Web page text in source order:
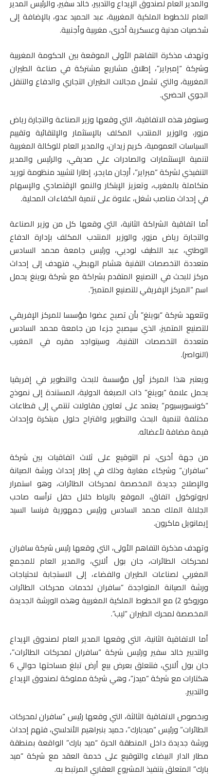
والمدير العام لصندوق الإيداع والتدبير، خالد سفير، والرئيس المدير
العام للخطوط الملكية المغربية، عبد الحميد عدو، بالإضافة إلى
شخصيات مدنية وعسكرية أخرى، مغربية وأجنبية.
وتهدف مذكرة التفاهم الأولى الموقعة بين الحكومة المغربية
وشركة “إمبراير”، إطلاق مشاريع مشتركة في صناعة الطيران
المغربية، والتي تشمل مجالات الطيران التجاري والدفاع والتنقل
الجوي الحضري.
وستوفر هذه الاتفاقية، التي وقعها وزير الصناعة والتجارة رياض
مزور، والوزير المنتدب المكلف بالإستثمار والإلتقائية وتقييم
السياسات العمومية، كريم زيدان، والمدير العام للوكالة المغربية
لتنمية الإستثمارات والصادرات علي صديقي، والرئيس والمدير
التنفيذي لشركة “مبراير”، أرجان مايجر، إطارا لتشييد منظومة توريد
متكاملة بالمغرب، وتعزيز الإبتكار والنمو الإقتصادي والإسهام
في إحداث مناصب شغل، علاوة على تنمية الكفاءات المحلية.
أما اتفاقية الشراكة الثانية، التي وقعها كل من وزير الصناعة
والتجارة رياض مزور، والوزير المنتدب المكلف بإدارة الدفاع
الوطني، عبد اللطيف لوديي، ورئيس جامعة محمد السادس
متعددة التخصصات التقنية هشام الهبطي، فتهدف إلى إحداث
مركز للبحث في التصنيع المتقدم بشراكة مع شركة بوينغ يحمل
اسم “المركز الإفريقي للتصنيع المتميز”.
وتتعهد شركة “بوينغ” بأن تصبح عضوا مؤسسا للمركز الإفريقي
للتصنيع المتميز، الذي سيصبح جزءا من جامعة محمد السادس
متعددة التخصصات التقنية، وسيتواجد مقره في المغرب
(النواصر).
ويعتبر هذا المركز أول مؤسسة للبحث والتطوير في إفريقيا
يحمل علامة “بوينغ” ذات الصبغة الدولية، المستندة إلى نموذج
“كونسورسيوم” يعتمد على تعاون مقاولات تنتمي إلى قطاعات
مختلفة لتنمية البحث والتطوير واقتراح حلول مبتكرة وإحداث
قيمة مضافة لأعضائه.
من جهة أخرى، تم التوقيع على ثلاث اتفاقيات بين شركة
“سافران” وشركاء مغاربة وذلك في إطار إحداث ورشة الصيانة
والإصلاح جديدة المخصصة لمحركات الطائرات، وهو استمرار
لبروتوكول اتفاق، الموقع بالرباط خلال حفل ترأسه صاحب
الجلالة الملك محمد السادس ورئيس جمهورية فرنسا السيد
إيمانويل ماكرون.
وتهدف مذكرة التفاهم الأولى، التي وقعها رئيس شركة سافران
لمحركات الطائرات، جان بول ألاري، والمدير العام للمجمع
المغربي لصناعات الطيران والفضاء، إلى الاستجابة لاحتياجات
ورشة الصيانة المتواجدة “سافران لخدمات محركات الطائرات
موروكو 2) مع الخطوط الملكية المغربية وهذه الورشة الجديدة
المخصصة لمحرك الطيران “ليب”.
أما الاتفاقية الثانية، التي وقعها المدير العام لصندوق الإيداع
والتدبير خالد سفير ورئيس شركة “سافران لمحركات الطائرات”،
جان بول ألاري، فتتعلق بعرض بيع أرض تبلغ مساحتها حوالي 6
هكتارات مع شركة “ميدز”، وهي شركة مملوكة لصندوق الإيداع
والتدبير.
وبخصوص الاتفاقية الثالثة، التي وقعها رئيس “سافران لمحركات
الطائرات” ورئيس “ميدبارك”، حميد بنبراهيم الأندلسي، فتهم إحداث
ورشة جديدة داخل المنطقة الحرة “ميد بارك” الواقعة بمنطقة
مطار الدار البيضاء والتوقيع على خدمة العقد مع شركة “ميد
بارك” المتعلق بتنفيذ المشروع العقاري المرتبط به.